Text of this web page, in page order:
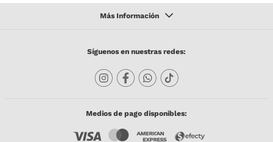
Síguenos en nuestras redes:
Medios de pago disponibles: